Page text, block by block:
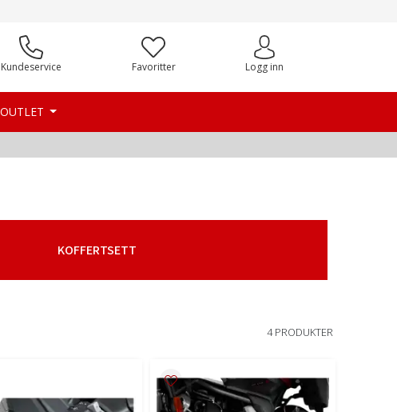
Kundeservice Favoritter Logg inn
OUTLET
KOFFERTSETT
4 PRODUKTER